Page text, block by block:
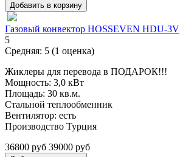
Газовый конвектор HOSSEVEN HDU-3V
5
Средняя: 5 (1 оценка)
Жиклеры для перевода в ПОДАРОК!!!
Мощность: 3,0 кВт
Площадь: 30 кв.м.
Стальной теплообменник
Вентилятор: есть
Производство Турция
36800 руб 39000 руб